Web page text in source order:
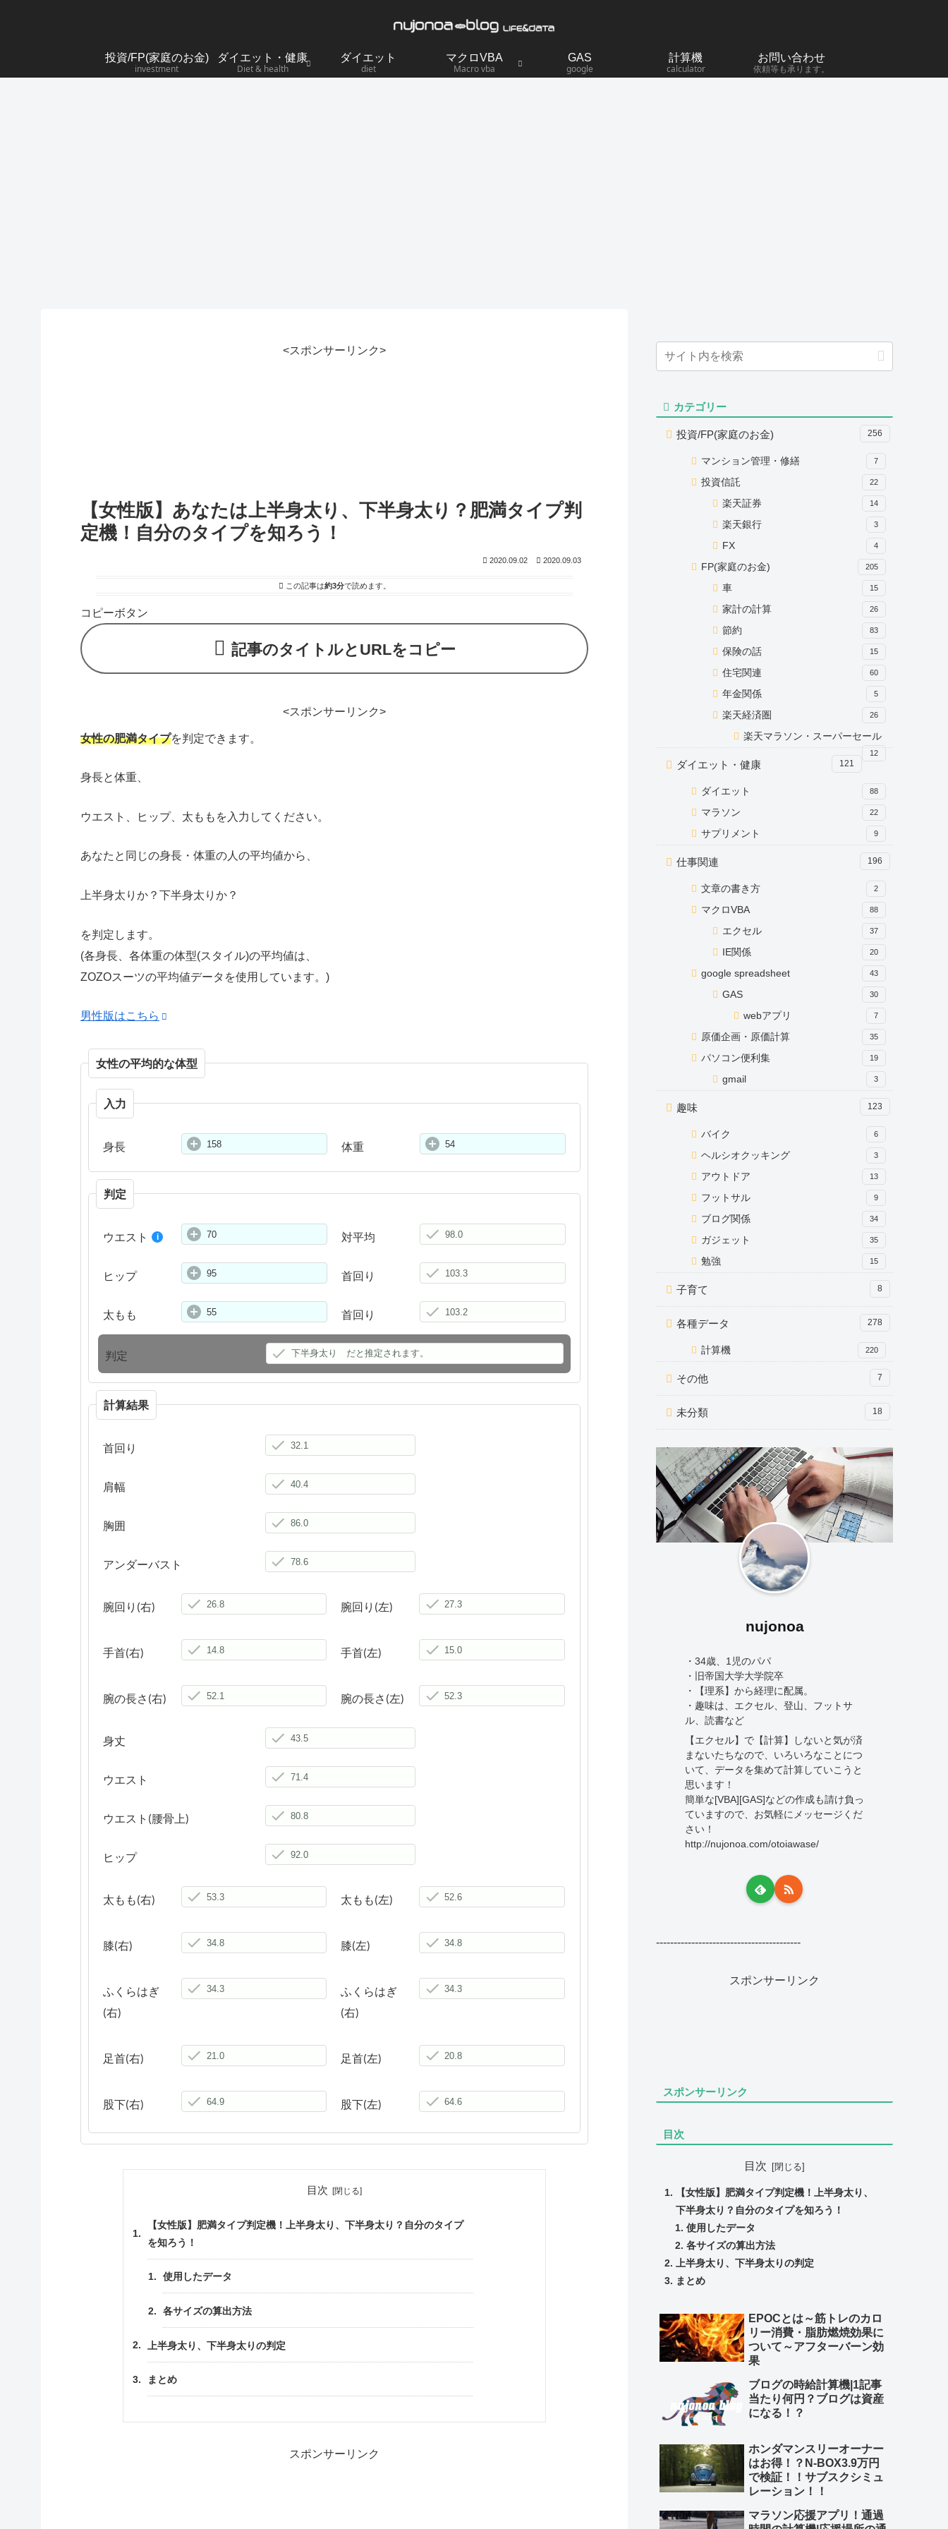
投資/FP(家庭のお金)
investment
ダイエット・健康
Diet & health
ダイエット
diet
マクロVBA
Macro vba
GAS
google
計算機
calculator
お問い合わせ
依頼等も承ります。
<スポンサーリンク>
【女性版】あなたは上半身太り、下半身太り？肥満タイプ判
定機！自分のタイプを知ろう！
2020.09.02 2020.09.03
この記事は約3分で読めます。
コピーボタン
記事のタイトルとURLをコピー
<スポンサーリンク>
女性の肥満タイプを判定できます。
身長と体重、
ウエスト、ヒップ、太ももを入力してください。
あなたと同じの身長・体重の人の平均値から、
上半身太りか？下半身太りか？
を判定します。
(各身長、各体重の体型(スタイル)の平均値は、
ZOZOスーツの平均値データを使用しています。)
男性版はこちら
女性の平均的な体型
入力
身長 体重
判定
ウエスト 対平均
ヒップ 首回り
太もも 首回り
判定
計算結果
首回り
肩幅
胸囲
アンダーバスト
腕回り(右) 腕回り(左)
手首(右) 手首(左)
腕の長さ(右) 腕の長さ(左)
身丈
ウエスト
ウエスト(腰骨上)
ヒップ
太もも(右) 太もも(左)
膝(右) 膝(左)
ふくらはぎ
(右)
ふくらはぎ
(右)
足首(右) 足首(左)
股下(右) 股下(左)
目次
【女性版】肥満タイプ判定機！上半身太り、下半身太り？自分のタイプ
を知ろう！
使用したデータ
各サイズの算出方法
上半身太り、下半身太りの判定
まとめ
スポンサーリンク
カテゴリー
投資/FP(家庭のお金) 256
マンション管理・修繕 7
投資信託 22
楽天証券 14
楽天銀行 3
FX 4
FP(家庭のお金) 205
車 15
家計の計算 26
節約 83
保険の話 15
住宅関連 60
年金関係 5
楽天経済圏 26
楽天マラソン・スーパーセール
12
ダイエット・健康 121
ダイエット 88
マラソン 22
サプリメント 9
仕事関連 196
文章の書き方 2
マクロVBA 88
エクセル 37
IE関係 20
google spreadsheet 43
GAS 30
webアプリ 7
原価企画・原価計算 35
パソコン便利集 19
gmail 3
趣味 123
バイク 6
ヘルシオクッキング 3
アウトドア 13
フットサル 9
ブログ関係 34
ガジェット 35
勉強 15
子育て 8
各種データ 278
計算機 220
その他 7
未分類 18
nujonoa
・34歳、1児のパパ
・旧帝国大学大学院卒
・【理系】から経理に配属。
・趣味は、エクセル、登山、フットサ
ル、読書など
【エクセル】で【計算】しないと気が済
まないたちなので、いろいろなことにつ
いて、データを集めて計算していこうと
思います！
簡単な[VBA][GAS]などの作成も請け負っ
ていますので、お気軽にメッセージくだ
さい！
http://nujonoa.com/otoiawase/
-----------------------------------------
スポンサーリンク
スポンサーリンク
目次
目次
【女性版】肥満タイプ判定機！上半身太り、
下半身太り？自分のタイプを知ろう！
使用したデータ
各サイズの算出方法
上半身太り、下半身太りの判定
まとめ
EPOCとは～筋トレのカロ
リー消費・脂肪燃焼効果に
ついて～アフターバーン効
果
ブログの時給計算機|1記事
当たり何円？ブログは資産
になる！？
ホンダマンスリーオーナー
はお得！？N-BOX3.9万円
で検証！！サブスクシミュ
レーション！！
マラソン応援アプリ！通過